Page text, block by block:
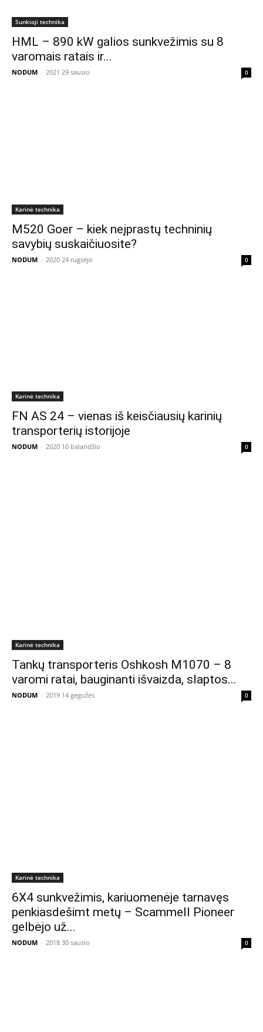
Sunkioji technika
HML – 890 kW galios sunkvežimis su 8
varomais ratais ir...
NODUM - 2021 29 sausio 0
Karinė technika
M520 Goer – kiek neįprastų techninių
savybių suskaičiuosite?
NODUM - 2020 24 rugsėjo 0
Karinė technika
FN AS 24 – vienas iš keisčiausių karinių
transporterių istorijoje
NODUM - 2020 10 balandžio 0
Karinė technika
Tankų transporteris Oshkosh M1070 – 8
varomi ratai, bauginanti išvaizda, slaptos...
NODUM - 2019 14 gegužės 0
Karinė technika
6X4 sunkvežimis, kariuomenėje tarnavęs
penkiasdešimt metų – Scammell Pioneer
gelbėjo už...
NODUM - 2018 30 sausio 0